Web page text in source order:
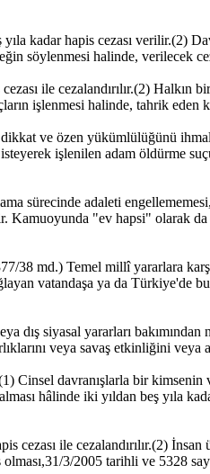
kadar hapis cezası verilir.(2)
söylenmesi halinde, verilecek
ile cezalandırılır.(2) Halkın
işlenmesi halinde, tahrik eden
ve özen yükümlülüğünü ihmal
işlenilen adam öldürme
sürecinde adaleti
Kamuoyunda "ev hapsi" olarak
38 md.) Temel millî yararlara
vatandaşa ya da Türkiye'de
siyasal yararları
veya savaş etkinliğini
Cinsel davranışlarla bir kimsenin
hâlinde iki yıldan beş yıla
ile cezalandırılır.(2) İnsan
3/2005 tarihli ve 5328